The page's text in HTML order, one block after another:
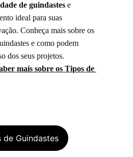
de guindastes e
ideal para suas
Conheça mais sobre os
e como podem
dos seus projetos.
mais sobre os Tipos de
de Guindastes